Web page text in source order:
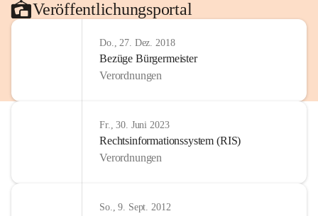
Veröffentlichungsportal
Do., 27. Dez. 2018
Bezüge Bürgermeister
Verordnungen
Fr., 30. Juni 2023
Rechtsinformationssystem (RIS)
Verordnungen
So., 9. Sept. 2012